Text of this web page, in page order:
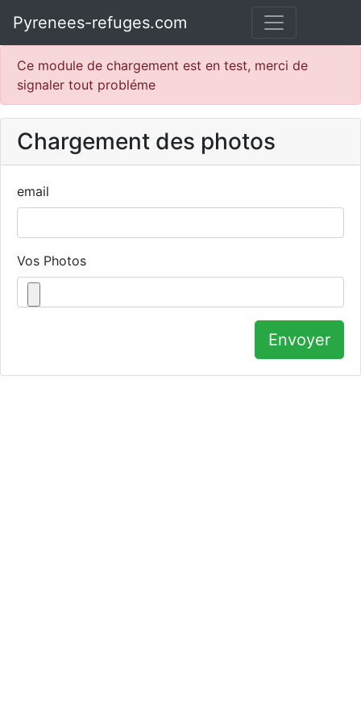
Pyrenees-refuges.com
Ce module de chargement est en test, merci de
signaler tout probléme
Chargement des photos
email
Vos Photos
Envoyer